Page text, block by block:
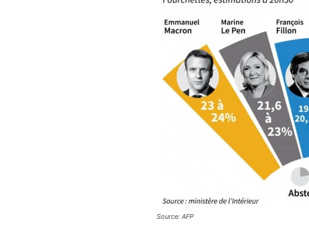
Source: AFP